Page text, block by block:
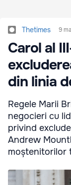
Thetimes 9
Carol al
din linia
Regele Marii
negocieri cu
privind
Andrew
moștenitorilor